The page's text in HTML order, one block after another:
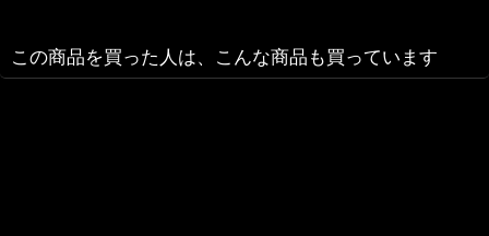
この商品を買った人は、こんな商品も買っています